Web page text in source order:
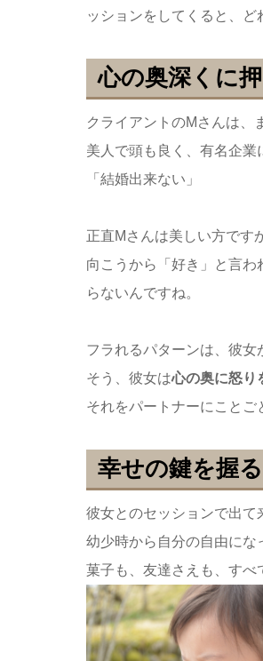
ッションをしてくると、ど
心の奥深くに
クライアントのMさんは、
美人で頭も良く、有名企
「結婚出来ない」
正直Mさんは美しい方です
向こうから「好き」と言
らないんですね。
フラれるパターンは、彼女
そう、彼女は心の奥に怒り
それをパートナーにことご
幸せの鍵を握
彼女とのセッションで出て
幼少時から自分の自由にな
菓子も、友達さえも、すべ